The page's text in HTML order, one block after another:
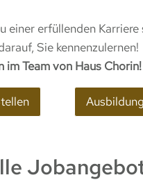
einer erfüllenden
Sie kennenzulernen!
im Team von Haus Chorin!
Ausbildung